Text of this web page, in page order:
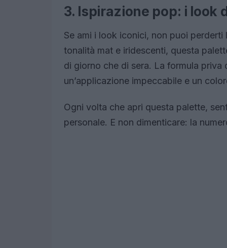
3. Ispirazione pop: i look
Se ami i look iconici, non puoi
tonalità mat e iridescenti, questa
di giorno che di sera. La formula
un’applicazione impeccabile e un
Ogni volta che apri questa palette,
personale. E non dimenticare: la